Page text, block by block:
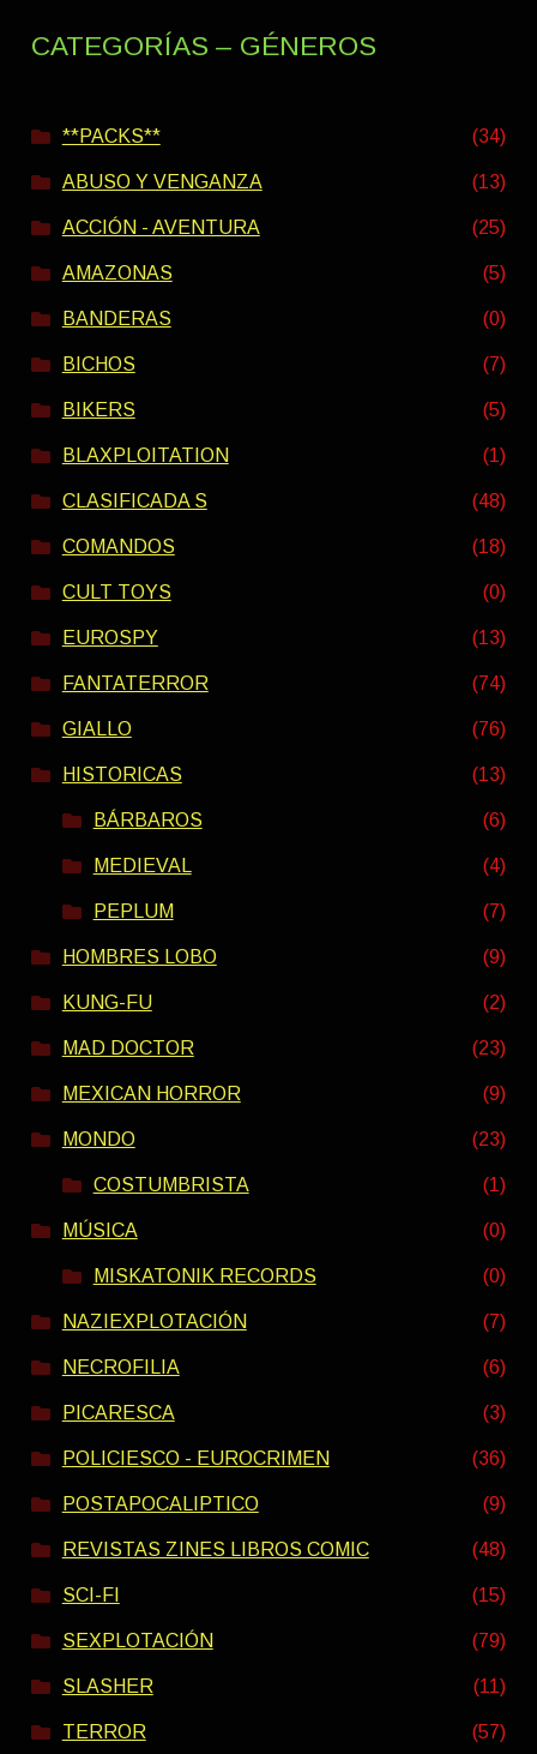
CATEGORÍAS – GÉNEROS
**PACKS** (34)
ABUSO Y VENGANZA (13)
ACCIÓN - AVENTURA (25)
AMAZONAS (5)
BANDERAS (0)
BICHOS (7)
BIKERS (5)
BLAXPLOITATION (1)
CLASIFICADA S (48)
COMANDOS (18)
CULT TOYS (0)
EUROSPY (13)
FANTATERROR (74)
GIALLO (76)
HISTORICAS (13)
BÁRBAROS (6)
MEDIEVAL (4)
PEPLUM (7)
HOMBRES LOBO (9)
KUNG-FU (2)
MAD DOCTOR (23)
MEXICAN HORROR (9)
MONDO (23)
COSTUMBRISTA (1)
MÚSICA (0)
MISKATONIK RECORDS (0)
NAZIEXPLOTACIÓN (7)
NECROFILIA (6)
PICARESCA (3)
POLICIESCO - EUROCRIMEN (36)
POSTAPOCALIPTICO (9)
REVISTAS ZINES LIBROS COMIC (48)
SCI-FI (15)
SEXPLOTACIÓN (79)
SLASHER (11)
TERROR (57)